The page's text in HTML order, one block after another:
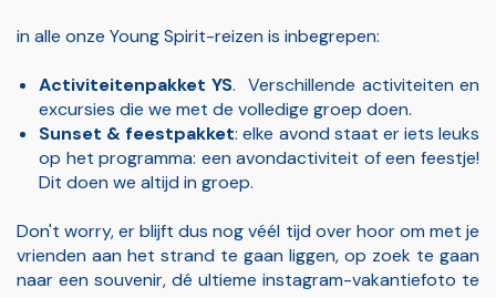
in alle onze Young Spirit-reizen is inbegrepen:
Activiteitenpakket YS. Verschillende activiteiten en
excursies die we met de volledige groep doen.
Sunset & feestpakket: elke avond staat er iets leuks
op het programma: een avondactiviteit of een feestje!
Dit doen we altijd in groep.
Don't worry, er blijft dus nog véél tijd over hoor om met je
vrienden aan het strand te gaan liggen, op zoek te gaan
naar een souvenir, dé ultieme instagram-vakantiefoto te